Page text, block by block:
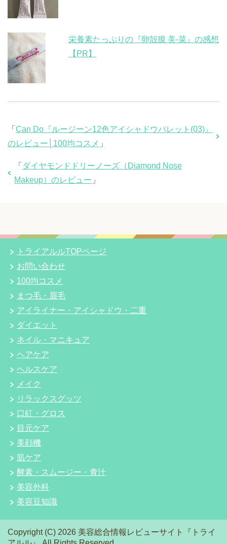
栄養素たっぷりの『卵殻膜 美-菜』の感想
【PR】
「 Can Do『ルージーン12色アイシャドウパレット(03)』
のレビュー│100均コスメ 」
「 ダイヤモンドドリーノーズ（Diamond Nose
Makeup）のレビュー 」
トライアルルTOPページ
お問い合わせ
100均コスメ
まつ毛・眉毛
アイライナー・アイシャドウ・二重
ダイエット
ネイル・マニキュア
ヘアケア
ヘルスケア
メイク
リラックスグッツ
口紅・グロス
目元ケア
美顔機
肌ケア
酵素・スムージー・青汁
美容外科
美容豆知識
Copyright (C) 2026 美容総合情報レビューサイト『トライ